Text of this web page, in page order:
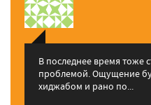
В последнее время тоже
проблемой. Ощущение
хиджабом и рано по...